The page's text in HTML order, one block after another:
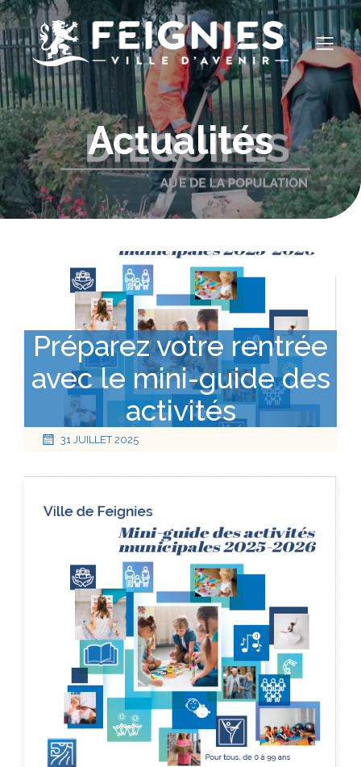
Actualités
Préparez votre rentrée
avec le mini-guide des
activités
31 JUILLET 2025